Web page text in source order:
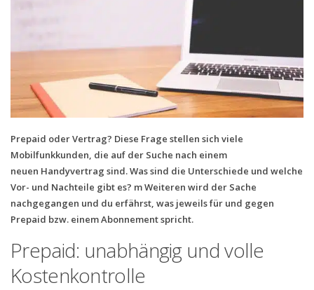
Datentarife
Flatrate-Prepaidtarife
Mobilfunk-Vergleichsrechner
Mobilfunk-Tarifrechner
Flatrate-Datentarife
Prepaid oder Vertrag? Diese Frage stellen sich viele
Mobilfunkkunden, die auf der Suche nach einem
neuen Handyvertrag sind. Was sind die Unterschiede und welche
Vor- und Nachteile gibt es? m Weiteren wird der Sache
nachgegangen und du erfährst, was jeweils für und gegen
Prepaid bzw. einem Abonnement spricht.
Prepaid: unabhängig und volle
Kostenkontrolle